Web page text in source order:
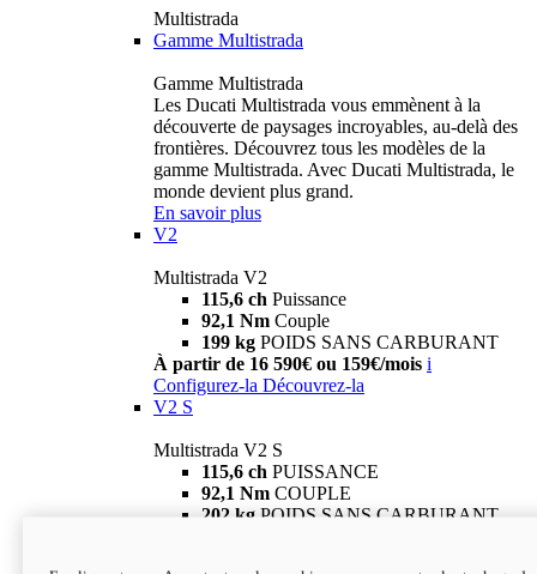
Multistrada
Gamme Multistrada
Gamme Multistrada
Les Ducati Multistrada vous emmènent à la
découverte de paysages incroyables, au-delà des
frontières. Découvrez tous les modèles de la
gamme Multistrada. Avec Ducati Multistrada, le
monde devient plus grand.
En savoir plus
V2
Multistrada V2
115,6 ch Puissance
92,1 Nm Couple
199 kg POIDS SANS CARBURANT
À partir de 16 590€ ou 159€/mois i
Configurez-la Découvrez-la
V2 S
Multistrada V2 S
115,6 ch PUISSANCE
92,1 Nm COUPLE
202 kg POIDS SANS CARBURANT